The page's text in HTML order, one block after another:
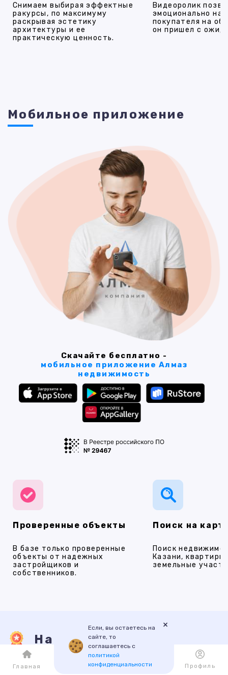
Снимаем выбирая эффектные
ракурсы, по максимуму
раскрывая эстетику
архитектуры и ее
практическую ценность.
Видеоролик
эмоционально
покупателя на
он пришел с
Мобильное приложение
Скачайте бесплатно -
мобильное приложение Алмаз
недвижимость
Проверенные объекты
В базе только проверенные
объекты от надежных
застройщиков и
собственников.
Поиск на
Поиск
Казани,
земельные
Наши услуги
Если, вы остаетесь на
сайте, то
соглашаетесь с
политикой
конфиденциальности
×
Главная Каталог Избранное Профиль